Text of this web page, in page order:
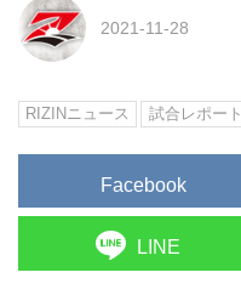
2021-11-28
RIZINニュース 試合レポート
Facebook
LINE